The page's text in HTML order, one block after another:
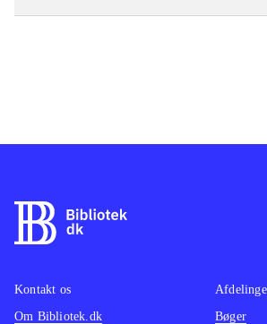
Kontakt os
Om Bibliotek.dk
Bøger